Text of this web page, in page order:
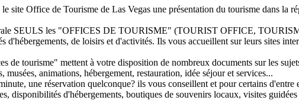
site Office de Tourisme de Las Vegas une présentation du tourisme dans la
SEULS les "OFFICES DE TOURISME" (TOURIST OFFICE, TOURISM
d'hébergements, de loisirs et d'activités. Ils vous accueillent sur leurs sites
de tourisme" mettent à votre disposition de nombreux documents sur les
musées, animations, hébergement, restauration, idée séjour et services...
une réservation quelconque? ils vous conseillent et pour certains
disponibilités d'hébergements, boutiques de souvenirs locaux, visites